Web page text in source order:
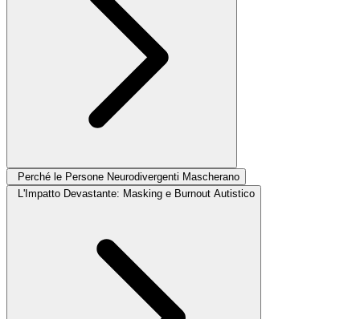
Perché le Persone Neurodivergenti Mascherano
L'Impatto Devastante: Masking e Burnout Autistico